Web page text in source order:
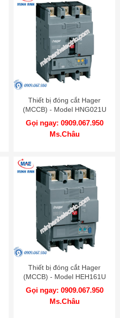
Thiết bị đóng cắt Hager
(MCCB) - Model HNG021U
Gọi ngay: 0909.067.950
Ms.Châu
Thiết bị đóng cắt Hager
(MCCB) - Model HEH161U
Gọi ngay: 0909.067.950
Ms.Châu